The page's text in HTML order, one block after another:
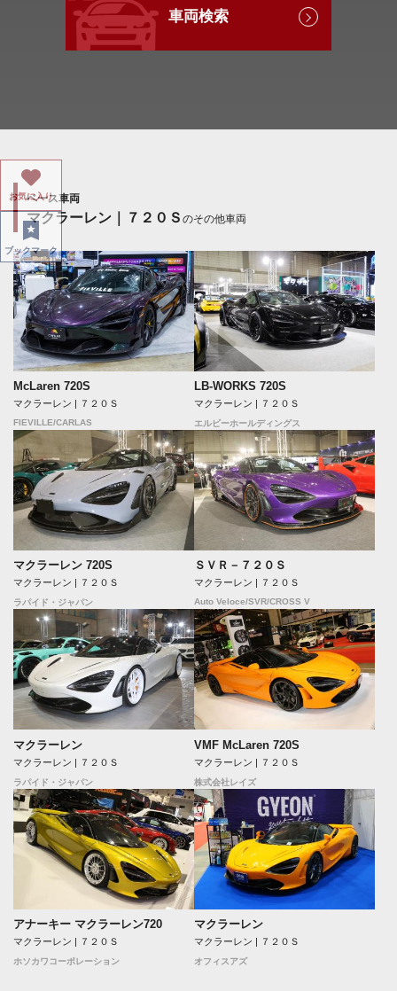
車両検索
ベース車両
マクラーレン｜７２０Ｓ のその他車両
McLaren 720S
マクラーレン | ７２０Ｓ
FIEVILLE/CARLAS
LB-WORKS 720S
マクラーレン | ７２０Ｓ
エルビーホールディングス
マクラーレン 720S
マクラーレン | ７２０Ｓ
ラパイド・ジャパン
ＳＶＲ－７２０Ｓ
マクラーレン | ７２０Ｓ
Auto Veloce/SVR/CROSS V
マクラーレン
マクラーレン | ７２０Ｓ
ラパイド・ジャパン
VMF McLaren 720S
マクラーレン | ７２０Ｓ
株式会社レイズ
アナーキー マクラーレン720
マクラーレン | ７２０Ｓ
ホソカワコーポレーション
マクラーレン
マクラーレン | ７２０Ｓ
オフィスアズ
お気に入り
ブックマーク